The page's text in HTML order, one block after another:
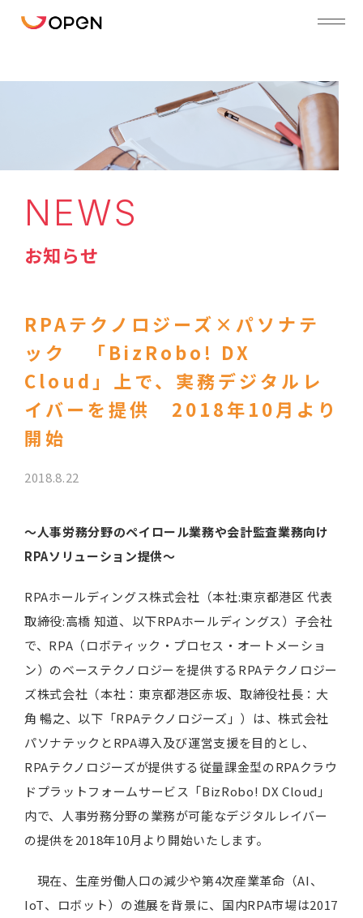
NEWS
お知らせ
RPAテクノロジーズ×パソナテ
ック 「BizRobo! DX
Cloud」上で、実務デジタルレ
イバーを提供 2018年10月より
開始
2018.8.22
～人事労務分野のペイロール業務や会計監査業務向け
RPAソリューション提供～
RPAホールディングス株式会社（本社:東京都港区 代表
取締役:高橋 知道、以下RPAホールディングス）子会社
で、RPA（ロボティック・プロセス・オートメーショ
ン）のベーステクノロジーを提供するRPAテクノロジー
ズ株式会社（本社：東京都港区赤坂、取締役社長：大
角 暢之、以下「RPAテクノロジーズ」）は、株式会社
パソナテックとRPA導入及び運営支援を目的とし、
RPAテクノロジーズが提供する従量課金型のRPAクラウ
ドプラットフォームサービス「BizRobo! DX Cloud」
内で、人事労務分野の業務が可能なデジタルレイバー
の提供を2018年10月より開始いたします。
現在、生産労働人口の減少や第4次産業革命（AI、
IoT、ロボット）の進展を背景に、国内RPA市場は2017